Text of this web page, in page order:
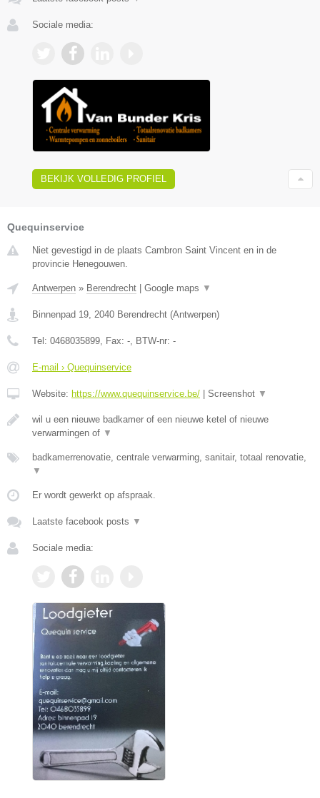
Sociale media:
BEKIJK VOLLEDIG PROFIEL
Quequinservice
Niet gevestigd in de plaats Cambron Saint Vincent en in de
provincie Henegouwen.
Antwerpen » Berendrecht Google maps ▼
Binnenpad 19, 2040 Berendrecht (Antwerpen)
Tel: 0468035899, Fax: -, BTW-nr: -
E-mail › Quequinservice
Website: https://www.quequinservice.be/ Screenshot ▼
wil u een nieuwe badkamer of een nieuwe ketel of nieuwe
verwarmingen of ▼
badkamerrenovatie, centrale verwarming, sanitair, totaal renovatie,
▼
Er wordt gewerkt op afspraak.
Laatste facebook posts ▼
Sociale media: